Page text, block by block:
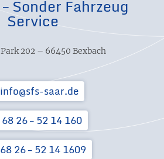
Sonder Fahrzeug
Service
202 – 66450 Bexbach
saar.de
26 – 52 14 160
26 – 52 14 1609